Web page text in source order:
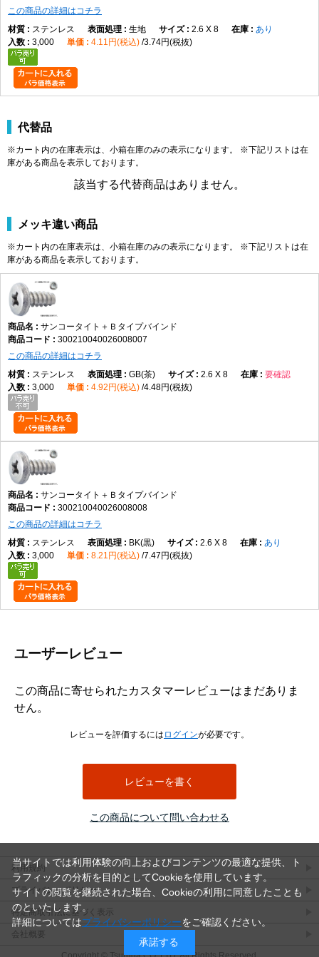
この商品について問い合わせる
この商品の詳細はコチラ
ステンレス
生地 2.6 X 8
あり
3,000
4.11円(税込) 3.74円(税抜)
代替品
※カート内の在庫表示は、小箱在庫のみの表示になります。 ※下記リストは在
庫がある商品を表示しております。
該当する代替商品はありません。
メッキ違い商品
※カート内の在庫表示は、小箱在庫のみの表示になります。 ※下記リストは在
庫がある商品を表示しております。
サンコータイト＋Ｂタイプバインド
300210040026008007
この商品の詳細はコチラ
ステンレス
GB(茶) 2.6 X 8
要確認
3,000
4.92円(税込) 4.48円(税抜)
サンコータイト＋Ｂタイプバインド
300210040026008008
この商品の詳細はコチラ
ステンレス
BK(黒) 2.6 X 8
あり
3,000
8.21円(税込) 7.47円(税抜)
ユーザーレビュー
この商品に寄せられたカスタマーレビューはまだありま
せん。
レビューを評価するには ログインが必要です。
レビューを書く
利用規約
プライバシーポリシー
特定商取引法に基づく表示
会社概要
当サイトでは利用体験の向上およびコンテンツの最適な提供、ト
ラフィックの分析を目的としてCookieを使用しています。
サイトの閲覧を継続された場合、Cookieの利用に同意したことも
のといたします。
詳細についてはプライバシーポリシーをご確認ください。
承諾する